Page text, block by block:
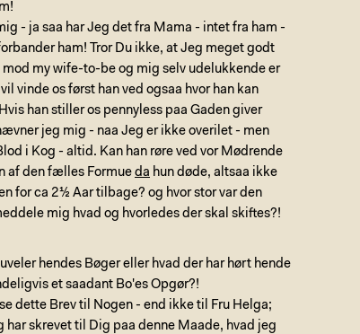
- ja saa har Jeg det fra Mama - intet fra ham -
ham! Tror Du ikke, at Jeg meget godt
my wife-to-be og mig selv udelukkende er
vinde os først han ved ogsaa hvor han kan
han stiller os pennyless paa Gaden giver
jeg mig - naa Jeg er ikke overilet - men
i Kog - altid. Kan han røre ved vor Mødrende
af den fælles Formue da hun døde, altsaa ikke
for ca 2½ Aar tilbage? og hvor stor var den
mig hvad og hvorledes der skal skiftes?!
hendes Bøger eller hvad der har hørt hende
et saadant Bo'es Opgør?!
dette Brev til Nogen - end ikke til Fru Helga;
har skrevet til Dig paa denne Maade, hvad jeg